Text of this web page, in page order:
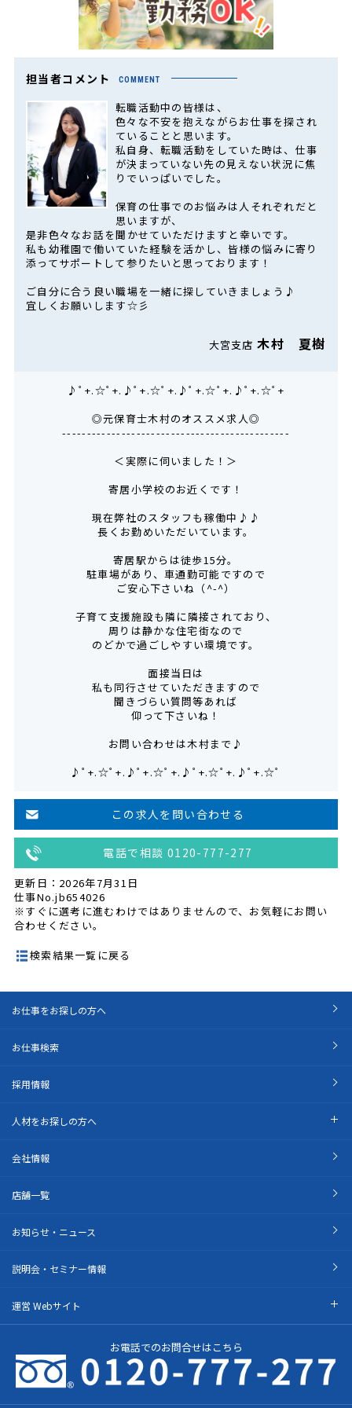
担当者コメント COMMENT
転職活動中の皆様は、
色々な不安を抱えながらお仕事を探され
ていることと思います。
私自身、転職活動をしていた時は、仕事
が決まっていない先の見えない状況に焦
りでいっぱいでした。
保育の仕事でのお悩みは人それぞれだと
思いますが、
是非色々なお話を聞かせていただけますと幸いです。
私も幼稚園で働いていた経験を活かし、皆様の悩みに寄り
添ってサポートして参りたいと思っております！
ご自分に合う良い職場を一緒に探していきましょう♪
宜しくお願いします☆彡
大宮支店木村 夏樹
♪ﾟ+.☆ﾟ+.♪ﾟ+.☆ﾟ+.♪ﾟ+.☆ﾟ+.♪ﾟ+.☆ﾟ+
◎元保育士木村のオススメ求人◎
----------------------------------------------
＜実際に伺いました！＞
寄居小学校のお近くです！
現在弊社のスタッフも稼働中♪♪
長くお勤めいただいています。
寄居駅からは徒歩15分。
駐車場があり、車通勤可能ですので
ご安心下さいね（^-^）
子育て支援施設も隣に隣接されており、
周りは静かな住宅街なので
のどかで過ごしやすい環境です。
面接当日は
私も同行させていただきますので
聞きづらい質問等あれば
仰って下さいね！
お問い合わせは木村まで♪
♪ﾟ+.☆ﾟ+.♪ﾟ+.☆ﾟ+.♪ﾟ+.☆ﾟ+.♪ﾟ+.☆ﾟ
この求人を問い合わせる
電話で相談 0120-777-277
更新日：2026年7月31日
仕事No.jb654026
※すぐに選考に進むわけではありませんので、お気軽にお問い
合わせください。
検索結果一覧に戻る
お仕事をお探しの方へ
お仕事検索
採用情報
人材をお探しの方へ
会社情報
店舗一覧
お知らせ・ニュース
説明会・セミナー情報
運営 Webサイト
お電話でのお問合せはこちら